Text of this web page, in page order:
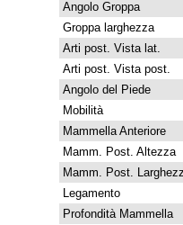
Angolo Groppa
Groppa larghezza
Arti post. Vista lat.
Arti post. Vista post.
Angolo del Piede
Mobilità
Mammella Anteriore
Mamm. Post. Altezza
Mamm. Post.
Legamento
Profondità Mammella